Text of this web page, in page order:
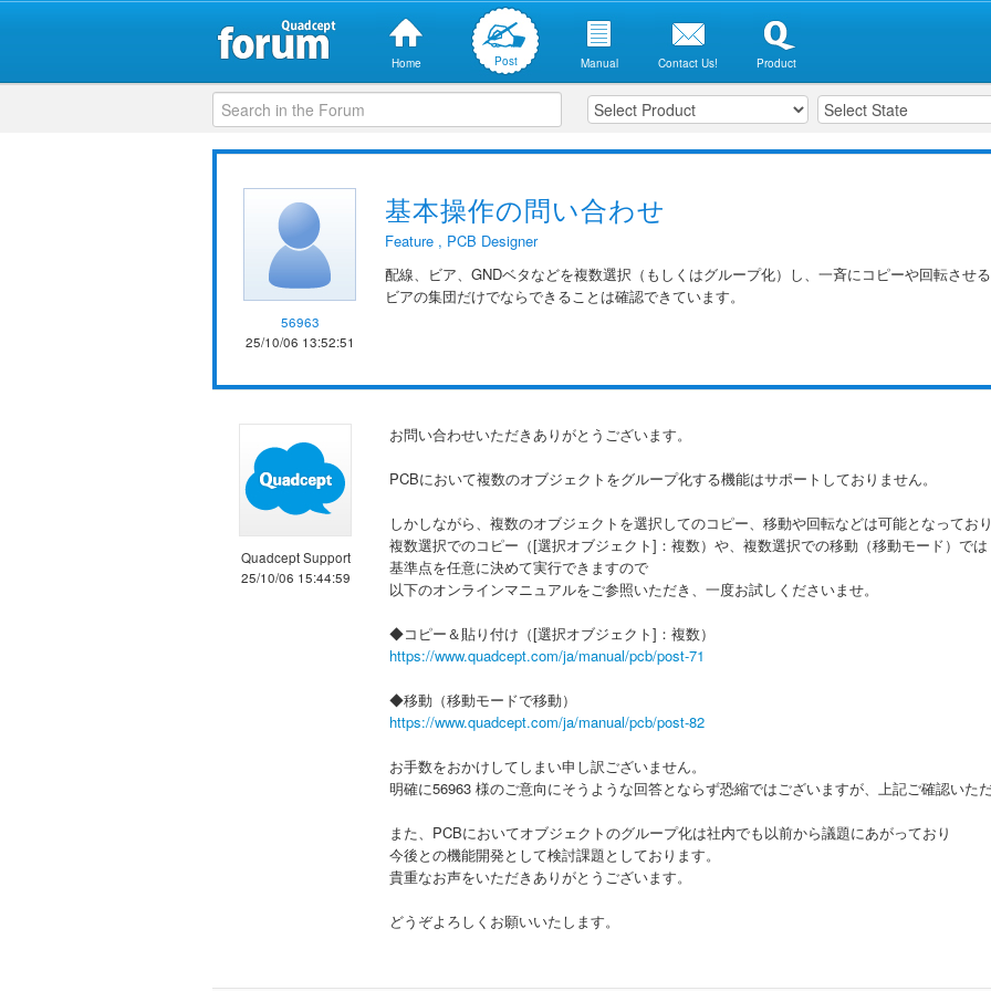
Home Post Manual Contact Us! Product
56963
25/10/06 13:52:51
基本操作の問い合わせ
Feature , PCB Designer
配線、ビア、GNDベタなどを複数選択（もしくはグループ化）し、一斉にコピーや回転させる
ビアの集団だけでならできることは確認できています。
Quadcept Support
25/10/06 15:44:59
お問い合わせいただきありがとうございます。
PCBにおいて複数のオブジェクトをグループ化する機能はサポートしておりません。
しかしながら、複数のオブジェクトを選択してのコピー、移動や回転などは可能となっており
複数選択でのコピー（[選択オブジェクト]：複数）や、複数選択での移動（移動モード）では
基準点を任意に決めて実行できますので
以下のオンラインマニュアルをご参照いただき、一度お試しくださいませ。
◆コピー＆貼り付け（[選択オブジェクト]：複数）
https://www.quadcept.com/ja/manual/pcb/post-71
◆移動（移動モードで移動）
https://www.quadcept.com/ja/manual/pcb/post-82
お手数をおかけしてしまい申し訳ございません。
明確に56963 様のご意向にそうような回答とならず恐縮ではございますが、上記ご確認いた
また、PCBにおいてオブジェクトのグループ化は社内でも以前から議題にあがっており
今後との機能開発として検討課題としております。
貴重なお声をいただきありがとうございます。
どうぞよろしくお願いいたします。